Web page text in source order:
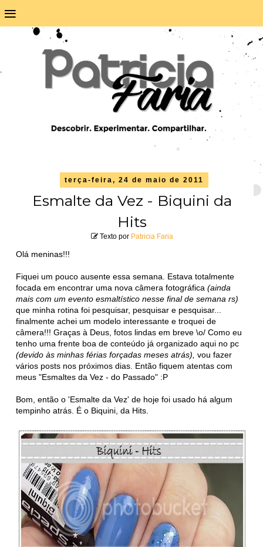
≡
terça-feira, 24 de maio de 2011
Esmalte da Vez - Biquini da
Hits
Texto por Patricia Faria
Olá meninas!!!
Fiquei um pouco ausente essa semana. Estava totalmente
focada em encontrar uma nova câmera fotográfica(ainda
mais com um evento esmaltístico nesse final de semana rs)
que minha rotina foi pesquisar, pesquisar e pesquisar...
finalmente achei um modelo interessante e troquei de
câmera!!! Graças à Deus, fotos lindas em breve \o/ Como eu
tenho uma frente boa de conteúdo já organizado aqui no pc
(devido às minhas férias forçadas meses atrás), vou fazer
vários posts nos próximos dias. Então fiquem atentas com
meus "Esmaltes da Vez - do Passado" :P
Bom, então o 'Esmalte da Vez' de hoje foi usado há algum
tempinho atrás. É o Biquini, da Hits.